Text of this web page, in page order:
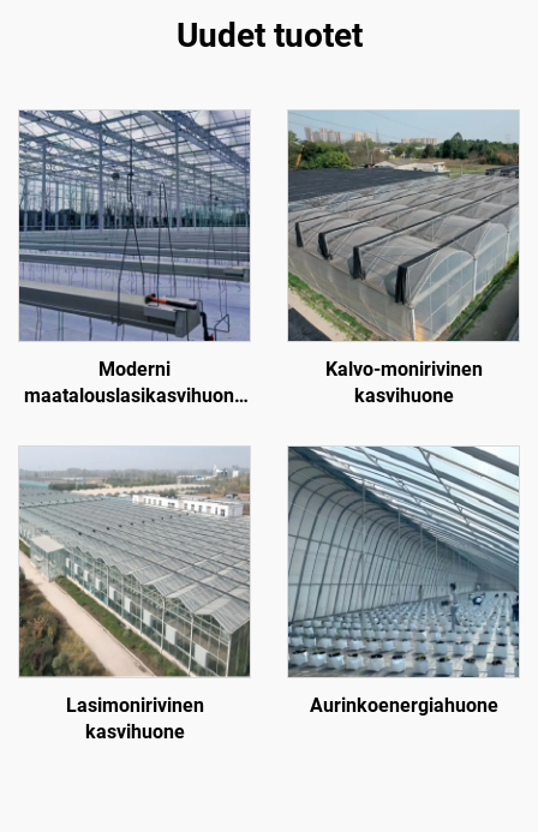
Uudet tuotet
Moderni
maatalouslasikasvihuone
kasvatukseen
lämpötilaohjausjärjestelmällä/varjostusjärjestelmällä/
Kalvo-monirivinen
kasvihuone
Lasimonirivinen
kasvihuone
Aurinkoenergiahuone